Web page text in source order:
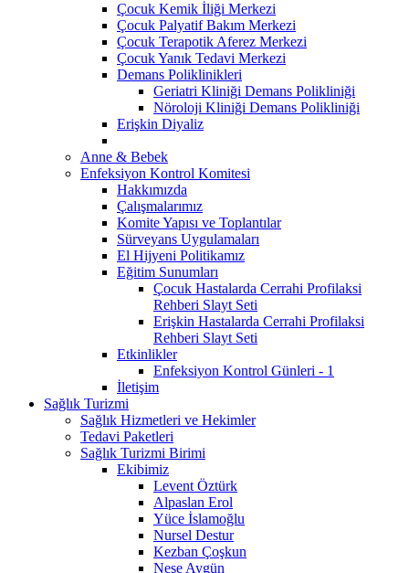
Çocuk Kemik İliği Merkezi
Çocuk Palyatif Bakım Merkezi
Çocuk Terapotik Aferez Merkezi
Çocuk Yanık Tedavi Merkezi
Demans Poliklinikleri
Geriatri Kliniği Demans Polikliniği
Nöroloji Kliniği Demans Polikliniği
Erişkin Diyaliz
Anne & Bebek
Enfeksiyon Kontrol Komitesi
Hakkımızda
Çalışmalarımız
Komite Yapısı ve Toplantılar
Sürveyans Uygulamaları
El Hijyeni Politikamız
Eğitim Sunumları
Çocuk Hastalarda Cerrahi Profilaksi
Rehberi Slayt Seti
Erişkin Hastalarda Cerrahi Profilaksi
Rehberi Slayt Seti
Etkinlikler
Enfeksiyon Kontrol Günleri - 1
İletişim
Sağlık Turizmi
Sağlık Hizmetleri ve Hekimler
Tedavi Paketleri
Sağlık Turizmi Birimi
Ekibimiz
Levent Öztürk
Alpaslan Erol
Yüce İslamoğlu
Nursel Destur
Kezban Çoşkun
Neşe Aygün